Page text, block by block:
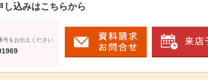
し込みはこちらから
号をお伝えください